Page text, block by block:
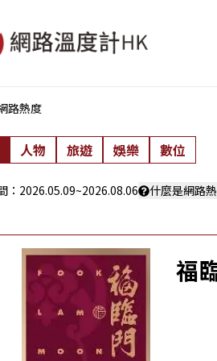
路熱度
人物 旅遊 娛樂 數位
： 2026.05.09~2026.08.06 什麼是網路
福